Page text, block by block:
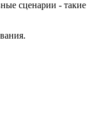
сценарии - такие